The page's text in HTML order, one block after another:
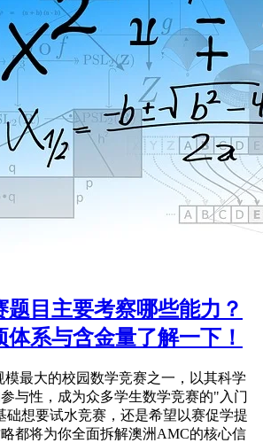
目主要考察哪些能力？
系与含金量了解一下！
最大的校园数学竞赛之一，以其科学
与性，成为众多学生数学竞赛的"入门
础想要试水竞赛，还是希望以赛促学提
都将为你全面拆解澳洲AMC的核心信